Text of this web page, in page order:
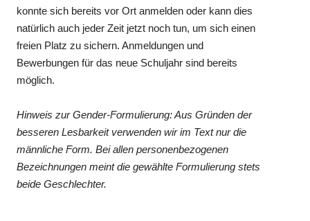
konnte sich bereits vor Ort anmelden oder kann dies
natürlich auch jeder Zeit jetzt noch tun, um sich einen
freien Platz zu sichern. Anmeldungen und
Bewerbungen für das neue Schuljahr sind bereits
möglich.
Hinweis zur Gender-Formulierung: Aus Gründen der
besseren Lesbarkeit verwenden wir im Text nur die
männliche Form. Bei allen personenbezogenen
Bezeichnungen meint die gewählte Formulierung stets
beide Geschlechter.